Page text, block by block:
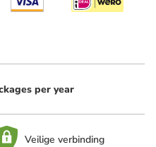
per year
Veilige verbinding